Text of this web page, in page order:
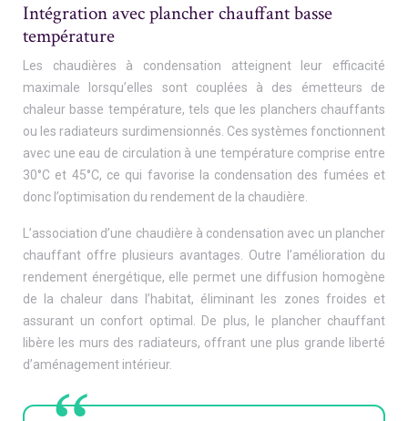
Intégration avec plancher chauffant basse
température
Les chaudières à condensation atteignent leur efficacité
maximale lorsqu’elles sont couplées à des émetteurs de
chaleur basse température, tels que les planchers chauffants
ou les radiateurs surdimensionnés. Ces systèmes fonctionnent
avec une eau de circulation à une température comprise entre
30°C et 45°C, ce qui favorise la condensation des fumées et
donc l’optimisation du rendement de la chaudière.
L’association d’une chaudière à condensation avec un plancher
chauffant offre plusieurs avantages. Outre l’amélioration du
rendement énergétique, elle permet une diffusion homogène
de la chaleur dans l’habitat, éliminant les zones froides et
assurant un confort optimal. De plus, le plancher chauffant
libère les murs des radiateurs, offrant une plus grande liberté
d’aménagement intérieur.